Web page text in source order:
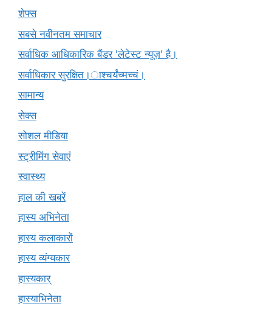
शेफ्स
सबसे नवीनतम समाचार
सर्वाधिक आधिकारिक बैंडर 'लेटेस्ट न्यूज़' है।
सर्वाधिकार सुरक्षित।ाश्चर्यंच्मच्चं।
सामान्य
सेक्स
सोशल मीडिया
स्ट्रीमिंग सेवाएं
स्वास्थ्य
हाल की खबरें
हास्य अभिनेता
हास्य कलाकारों
हास्य व्यंग्यकार
हास्यकार्
हास्याभिनेता